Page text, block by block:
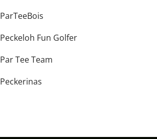
ParTeeBois
Peckeloh Fun Golfer
Par Tee Team
Peckerinas